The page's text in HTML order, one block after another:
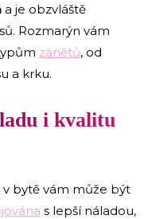
a je obzvláště
Rozmarýn vám
zánětů, od
a krku.
i kvalitu
bytě vám může být
s lepší náladou,